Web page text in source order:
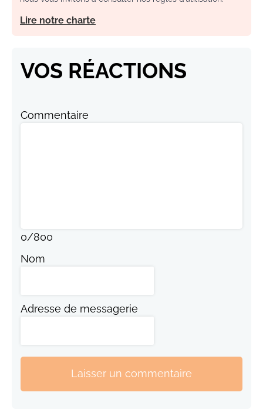
Lire notre charte
VOS RÉACTIONS
Commentaire
0/800
Nom
Adresse de messagerie
Laisser un commentaire